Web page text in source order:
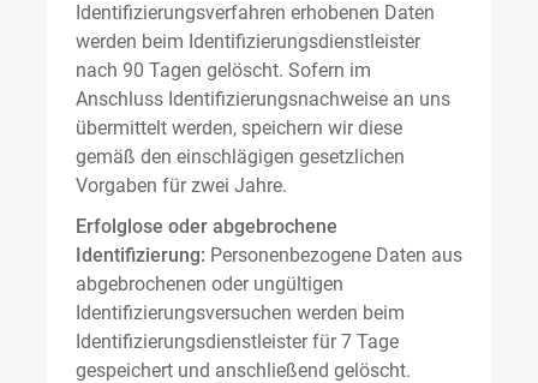
Identifizierungsverfahren erhobenen Daten
werden beim Identifizierungsdienstleister
nach 90 Tagen gelöscht. Sofern im
Anschluss Identifizierungsnachweise an uns
übermittelt werden, speichern wir diese
gemäß den einschlägigen gesetzlichen
Vorgaben für zwei Jahre.
Erfolglose oder abgebrochene
Identifizierung: Personenbezogene Daten aus
abgebrochenen oder ungültigen
Identifizierungsversuchen werden beim
Identifizierungsdienstleister für 7 Tage
gespeichert und anschließend gelöscht.